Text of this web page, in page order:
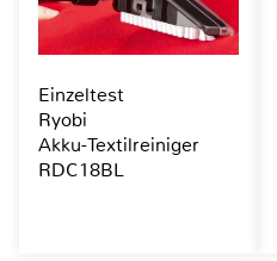
Einzeltest
Ryobi
Akku-Textilreiniger
RDC18BL